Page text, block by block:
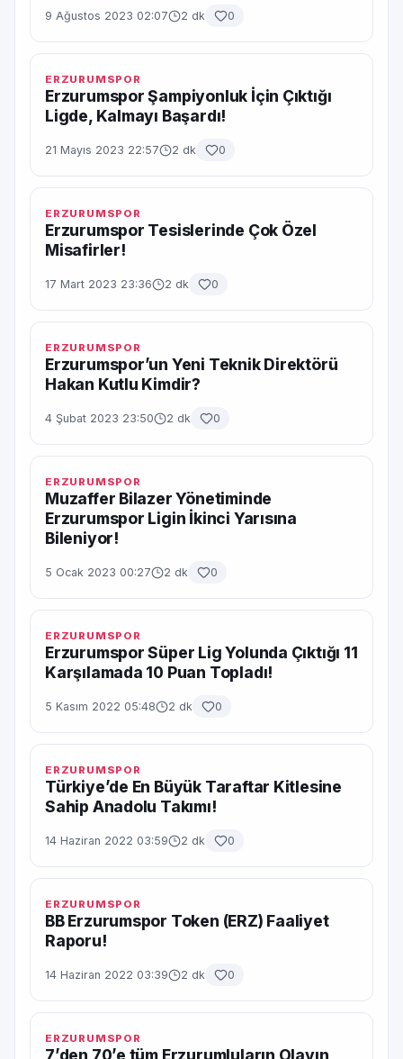
9 Ağustos 2023 02:07 2 dk 0
ERZURUMSPOR
Erzurumspor Şampiyonluk İçin Çıktığı
Ligde, Kalmayı Başardı!
21 Mayıs 2023 22:57 2 dk 0
ERZURUMSPOR
Erzurumspor Tesislerinde Çok Özel
Misafirler!
17 Mart 2023 23:36 2 dk 0
ERZURUMSPOR
Erzurumspor’un Yeni Teknik Direktörü
Hakan Kutlu Kimdir?
4 Şubat 2023 23:50 2 dk 0
ERZURUMSPOR
Muzaffer Bilazer Yönetiminde
Erzurumspor Ligin İkinci Yarısına
Bileniyor!
5 Ocak 2023 00:27 2 dk 0
ERZURUMSPOR
Erzurumspor Süper Lig Yolunda Çıktığı 11
Karşılamada 10 Puan Topladı!
5 Kasım 2022 05:48 2 dk 0
ERZURUMSPOR
Türkiye’de En Büyük Taraftar Kitlesine
Sahip Anadolu Takımı!
14 Haziran 2022 03:59 2 dk 0
ERZURUMSPOR
BB Erzurumspor Token (ERZ) Faaliyet
Raporu!
14 Haziran 2022 03:39 2 dk 0
ERZURUMSPOR
7’den 70’e tüm Erzurumluların Olayın